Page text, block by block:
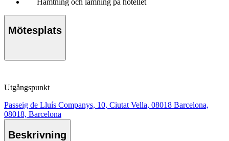
Mötesplats
Utgångspunkt
Passeig de Lluís Companys, 10, Ciutat Vella, 08018 Barcelona,
08018, Barcelona
Beskrivning